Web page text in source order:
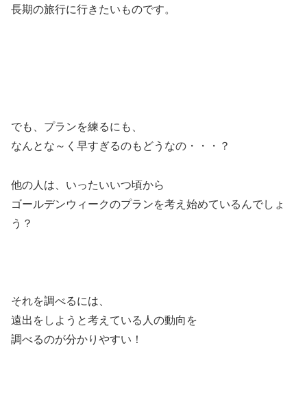
長期の旅行に行きたいものです。
でも、プランを練るにも、
なんとな～く早すぎるのもどうなの・・・？
他の人は、 いったいいつ頃から
ゴールデンウィークのプランを考え始めているんでしょ
う？
それを調べるには、
遠出をしようと考えている人の動向を
調べるのが分かりやすい！